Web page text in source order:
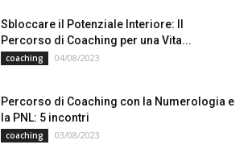
Sbloccare il Potenziale Interiore: Il
Percorso di Coaching per una Vita...
coaching 04/08/2023
Percorso di Coaching con la Numerologia e
la PNL: 5 incontri
coaching 03/08/2023